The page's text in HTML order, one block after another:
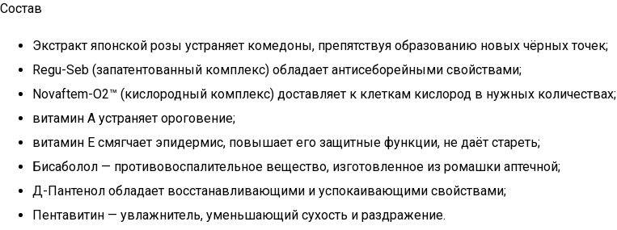
Состав
Экстракт японской розы устраняет комедоны, препятствуя образованию новых чёрных точек;
Regu-Seb (запатентованный комплекс) обладает антисеборейными свойствами;
Novaftem-O2™ (кислородный комплекс) доставляет к клеткам кислород в нужных количествах;
витамин А устраняет ороговение;
витамин Е смягчает эпидермис, повышает его защитные функции, не даёт стареть;
Бисаболол — противовоспалительное вещество, изготовленное из ромашки аптечной;
Д-Пантенол обладает восстанавливающими и успокаивающими свойствами;
Пентавитин — увлажнитель, уменьшающий сухость и раздражение.